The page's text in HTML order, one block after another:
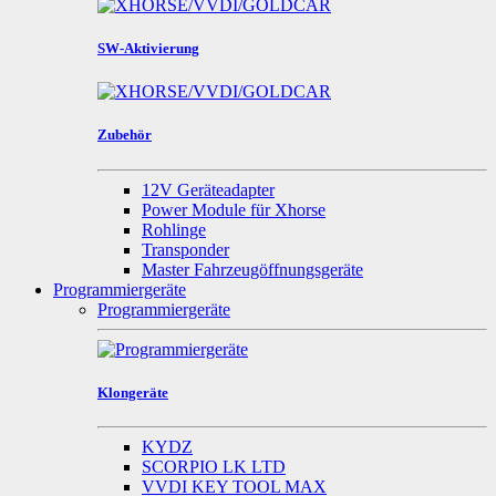
SW-Aktivierung
Zubehör
12V Geräteadapter
Power Module für Xhorse
Rohlinge
Transponder
Master Fahrzeugöffnungsgeräte
Programmiergeräte
Programmiergeräte
Klongeräte
KYDZ
SCORPIO LK LTD
VVDI KEY TOOL MAX